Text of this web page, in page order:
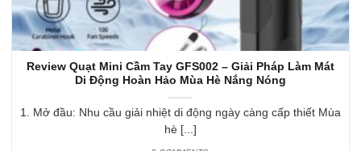
Review Quạt Mini Cầm Tay GFS002 – Giải Pháp Làm Mát
Di Động Hoàn Hảo Mùa Hè Nắng Nóng
1. Mở đầu: Nhu cầu giải nhiệt di động ngày càng cấp thiết Mùa
hè [...]